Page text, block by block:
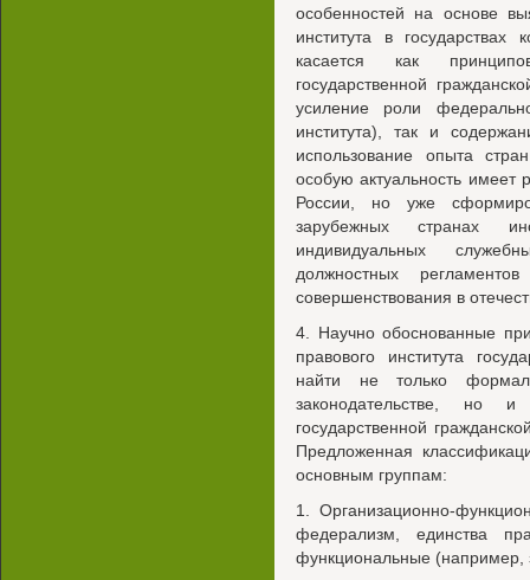
особенностей на основе
института в государствах
касается как
государственной
усиление роли
института), так и
использование опыта
особую актуальность имеет
России, но уже
зарубежных странах
индивидуальных
должностных
совершенствования в
4. Научно обоснованные
правового института
найти не только
законодательстве, но
государственной
Предложенная
основным группам:
1. Организационно-
федерализм, единства
функциональные (например,